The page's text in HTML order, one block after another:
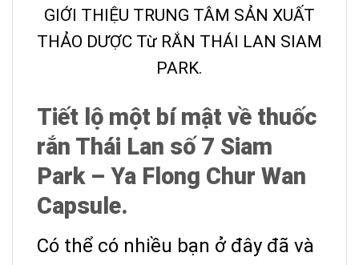
GIỚI THIỆU TRUNG TÂM SẢN XUẤT
THẢO DƯỢC Từ RẮN THÁI LAN SIAM
PARK.
Tiết lộ một bí mật về thuốc
rắn Thái Lan số 7 Siam
Park – Ya Flong Chur Wan
Capsule.
Có thể có nhiều bạn ở đây đã và